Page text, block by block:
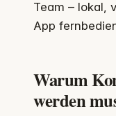
Team – lokal,
App
Warum
werden